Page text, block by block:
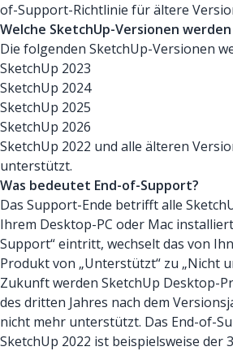
of-Support-Richtlinie für ältere
Welche SketchUp-Versionen
Die folgenden SketchUp-Versionen
SketchUp 2023
SketchUp 2024
SketchUp 2025
SketchUp 2026
SketchUp 2022 und alle älteren
unterstützt.
Was bedeutet End-of-Support?
Das Support-Ende betrifft alle
Ihrem Desktop-PC oder Mac
Support“ eintritt, wechselt das von
Produkt von „Unterstützt“ zu „Nicht
Zukunft werden SketchUp Desktop-
des dritten Jahres nach dem
nicht mehr unterstützt. Das End-of-
SketchUp 2022 ist beispielsweise der